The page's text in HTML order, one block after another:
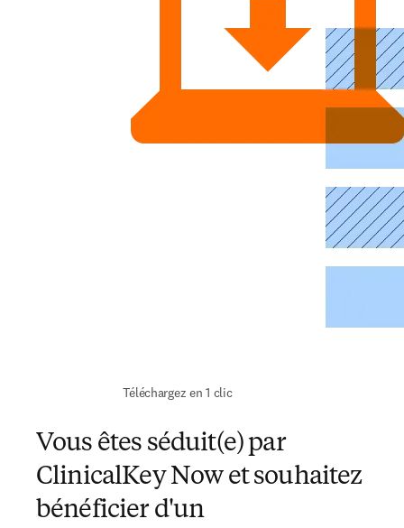
Téléchargez en 1 clic
Vous êtes séduit(e) par
ClinicalKey Now et souhaitez
bénéficier d'un